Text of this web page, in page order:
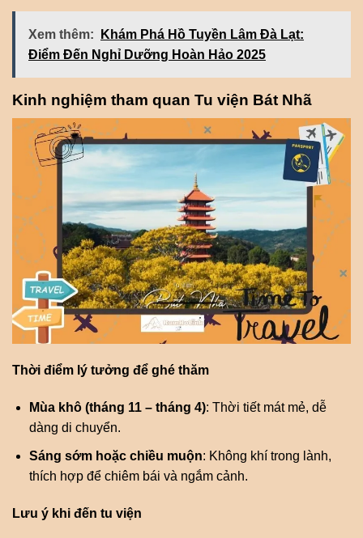
Xem thêm:
Khám Phá Hồ Tuyền Lâm Đà Lạt:
Điểm Đến Nghỉ Dưỡng Hoàn Hảo 2025
Kinh nghiệm tham quan Tu viện Bát Nhã
Thời điểm lý tưởng để ghé thăm
Mùa khô (tháng 11 – tháng 4): Thời tiết mát mẻ, dễ
dàng di chuyển.
Sáng sớm hoặc chiều muộn: Không khí trong lành,
thích hợp để chiêm bái và ngắm cảnh.
Lưu ý khi đến tu viện